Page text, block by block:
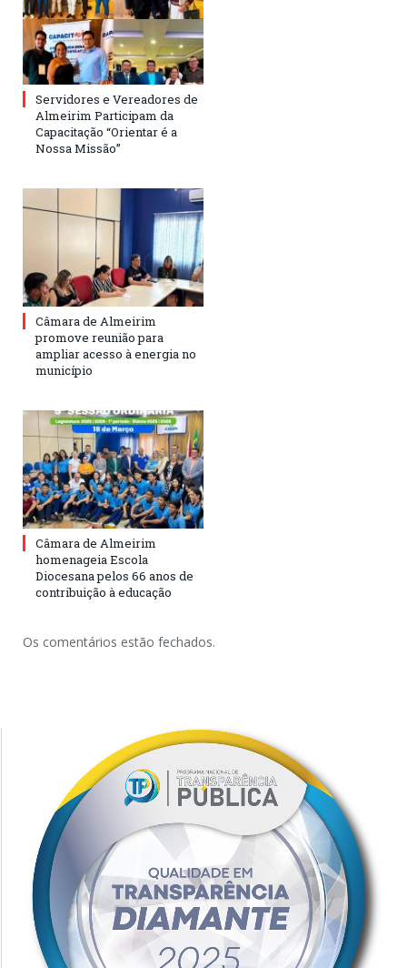
Servidores e Vereadores de
Almeirim Participam da
Capacitação “Orientar é a
Nossa Missão”
Câmara de Almeirim
promove reunião para
ampliar acesso à energia no
município
Câmara de Almeirim
homenageia Escola
Diocesana pelos 66 anos de
contribuição à educação
Os comentários estão fechados.